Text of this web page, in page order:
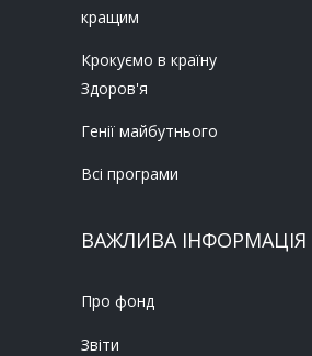
кращим
Крокуємо в країну
Здоров'я
Генії майбутнього
Всі програми
ВАЖЛИВА ІНФОРМАЦІЯ
Про фонд
Звіти